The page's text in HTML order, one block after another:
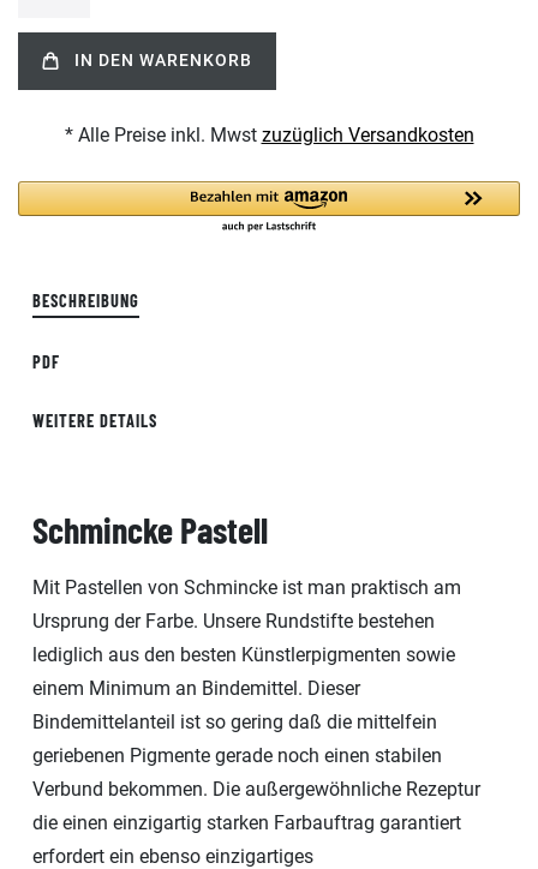
IN DEN WARENKORB
* Alle Preise inkl. Mwst zuzüglich Versandkosten
BESCHREIBUNG
PDF
WEITERE DETAILS
Schmincke Pastell
Mit Pastellen von Schmincke ist man praktisch am
Ursprung der Farbe. Unsere Rundstifte bestehen
lediglich aus den besten Künstlerpigmenten sowie
einem Minimum an Bindemittel. Dieser
Bindemittelanteil ist so gering daß die mittelfein
geriebenen Pigmente gerade noch einen stabilen
Verbund bekommen. Die außergewöhnliche Rezeptur
die einen einzigartig starken Farbauftrag garantiert
erfordert ein ebenso einzigartiges